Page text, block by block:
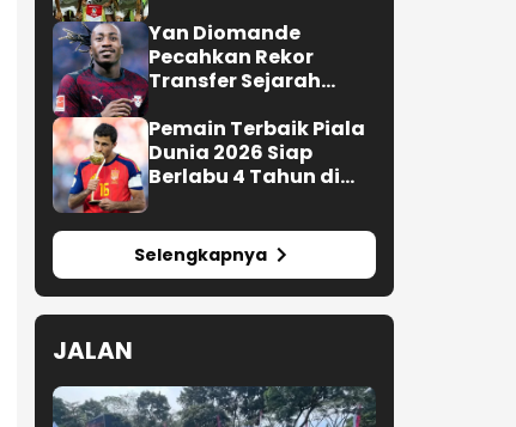
Yan Diomande
Pecahkan Rekor
Transfer Sejarah
Pemain Terbaik Piala
Dunia 2026 Siap
Berlabu 4 Tahun di
Selengkapnya
JALAN